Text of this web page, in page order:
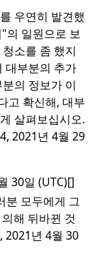
우연히 발견했
의 일원으로 보
청소를 좀 했지
대부분의 추가
의 정보가 이
고 확신해, 대부
살펴보십시오.
2021년 4월 29
30일 (UTC)[]
분 모두에게 그
해 뒤바뀐 것
2021년 4월 30